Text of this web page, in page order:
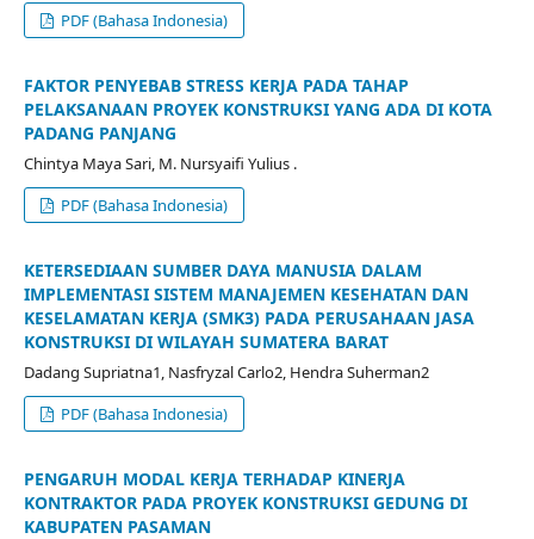
PDF (Bahasa Indonesia)
FAKTOR PENYEBAB STRESS KERJA PADA TAHAP
PELAKSANAAN PROYEK KONSTRUKSI YANG ADA DI KOTA
PADANG PANJANG
Chintya Maya Sari, M. Nursyaifi Yulius .
PDF (Bahasa Indonesia)
KETERSEDIAAN SUMBER DAYA MANUSIA DALAM
IMPLEMENTASI SISTEM MANAJEMEN KESEHATAN DAN
KESELAMATAN KERJA (SMK3) PADA PERUSAHAAN JASA
KONSTRUKSI DI WILAYAH SUMATERA BARAT
Dadang Supriatna1, Nasfryzal Carlo2, Hendra Suherman2
PDF (Bahasa Indonesia)
PENGARUH MODAL KERJA TERHADAP KINERJA
KONTRAKTOR PADA PROYEK KONSTRUKSI GEDUNG DI
KABUPATEN PASAMAN